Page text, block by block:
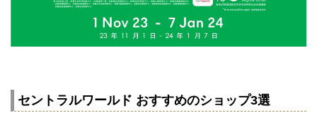
セントラルワールド おすすめのショップ3選